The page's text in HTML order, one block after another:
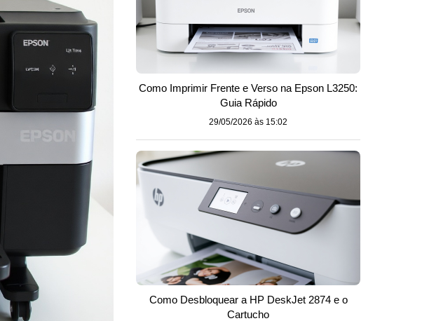
Como Imprimir Frente e Verso na Epson L3250:
Guia Rápido
29/05/2026 às 15:02
Como Desbloquear a HP DeskJet 2874 e o
Cartucho